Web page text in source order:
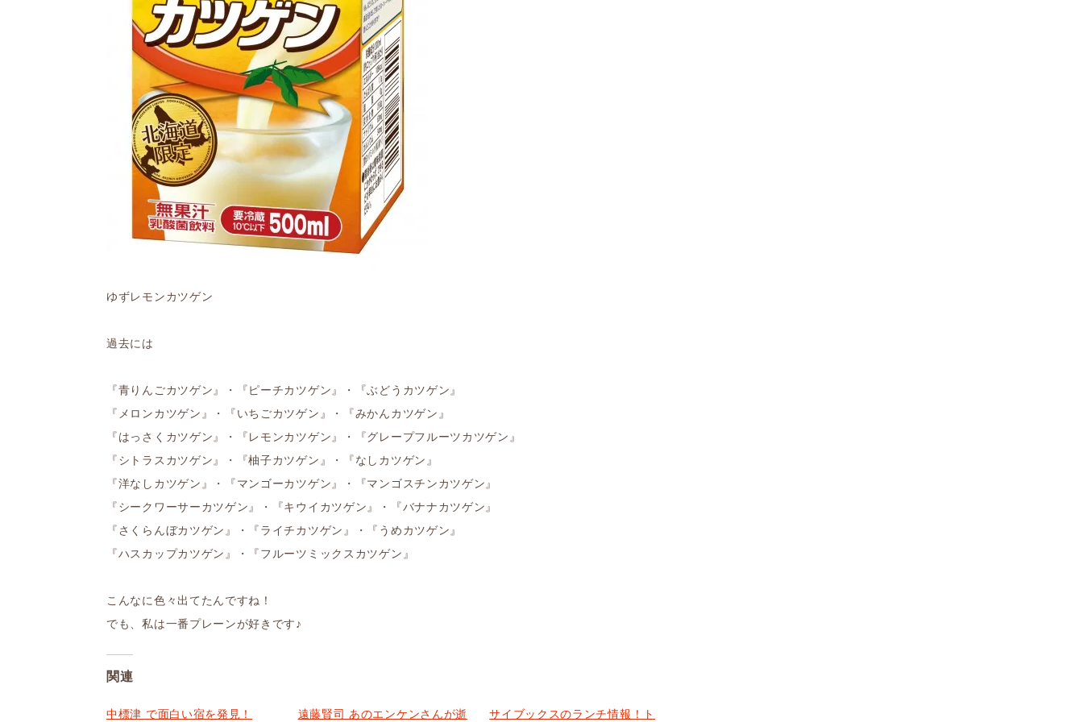
ゆずレモンカツゲン
過去には
『青りんごカツゲン』・『ピーチカツゲン』・『ぶどうカツゲン』
『メロンカツゲン』・『いちごカツゲン』・『みかんカツゲン』
『はっさくカツゲン』・『レモンカツゲン』・『グレープフルーツカツゲン』
『シトラスカツゲン』・『柚子カツゲン』・『なしカツゲン』
『洋なしカツゲン』・『マンゴーカツゲン』・『マンゴスチンカツゲン』
『シークワーサーカツゲン』・『キウイカツゲン』・『バナナカツゲン』
『さくらんぼカツゲン』・『ライチカツゲン』・『うめカツゲン』
『ハスカップカツゲン』・『フルーツミックスカツゲン』
こんなに色々出てたんですね！
でも、私は一番プレーンが好きです♪
関連
中標津 で面白い宿を発見！ 遠藤賢司 あのエンケンさんが逝 サイブックスのランチ情報！ト